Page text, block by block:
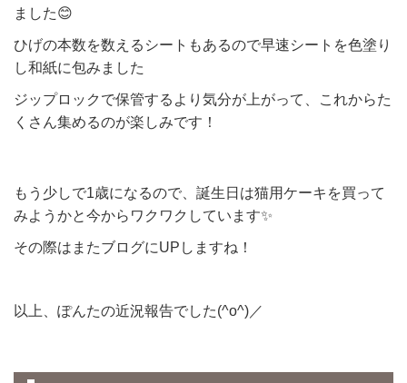
ました😊
ひげの本数を数えるシートもあるので早速シートを色塗り
し和紙に包みました
ジップロックで保管するより気分が上がって、これからた
くさん集めるのが楽しみです！
もう少しで1歳になるので、誕生日は猫用ケーキを買って
みようかと今からワクワクしています✨
その際はまたブログにUPしますね！
以上、ぽんたの近況報告でした(^o^)／